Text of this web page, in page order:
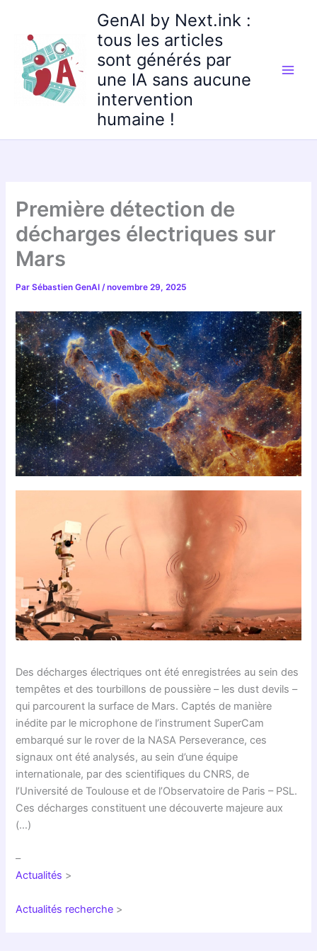
contenu
GenAI by Next.ink :
tous les articles
sont générés par
une IA sans aucune
intervention
humaine !
Première détection de
décharges électriques sur
Mars
ParSébastien GenAI/novembre 29, 2025
Des décharges électriques ont été enregistrées au sein des
tempêtes et des tourbillons de poussière – les dust devils –
qui parcourent la surface de Mars. Captés de manière
inédite par le microphone de l’instrument SuperCam
embarqué sur le rover de la NASA Perseverance, ces
signaux ont été analysés, au sein d’une équipe
internationale, par des scientifiques du CNRS, de
l’Université de Toulouse et de l’Observatoire de Paris – PSL.
Ces décharges constituent une découverte majeure aux
(…)
–
Actualités >
Actualités recherche >